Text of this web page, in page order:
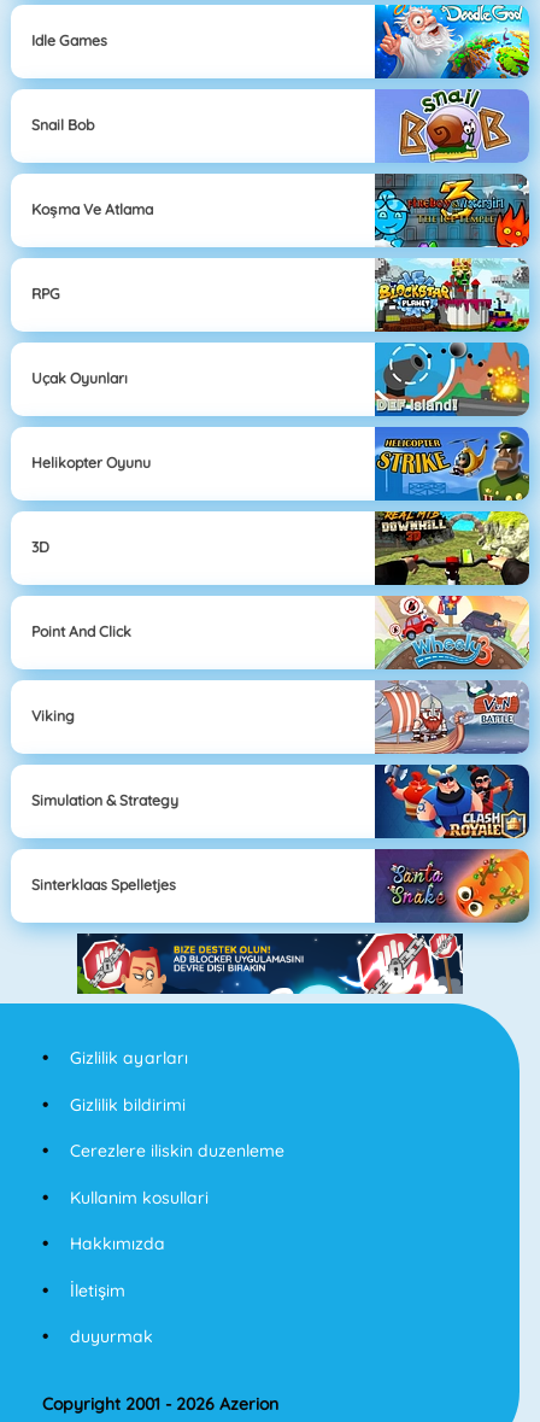
Idle Games
Snail Bob
Koşma Ve Atlama
RPG
Uçak Oyunları
Helikopter Oyunu
3D
Point And Click
Viking
Simulation & Strategy
Sinterklaas Spelletjes
Gizlilik ayarları
Gizlilik bildirimi
Cerezlere iliskin duzenleme
Kullanim kosullari
Hakkımızda
İletişim
duyurmak
Copyright 2001 - 2026 Azerion